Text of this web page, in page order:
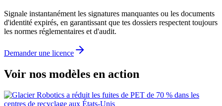
Signale instantanément les signatures manquantes ou les documents
d'identité expirés, en garantissant que tes dossiers respectent toujours
les normes réglementaires et d'audit.
Demander une licence
Voir nos modèles en action